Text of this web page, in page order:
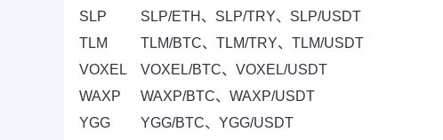
SLP
SLP/ETH、SLP/TRY、SLP/USDT
TLM
TLM/BTC、TLM/TRY、TLM/USDT
VOXEL
VOXEL/BTC、VOXEL/USDT
WAXP
WAXP/BTC、WAXP/USDT
YGG
YGG/BTC、YGG/USDT